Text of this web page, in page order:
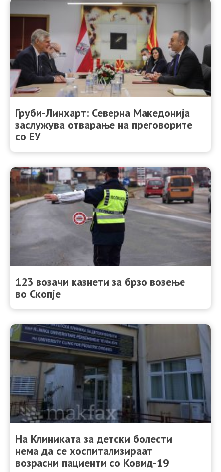
Груби-Линхарт: Северна Македонија
заслужува отварање на преговорите
со ЕУ
123 возачи казнети за брзо возење
во Скопје
На Клиниката за детски болести
нема да се хоспитализираат
возрасни пациенти со Ковид-19